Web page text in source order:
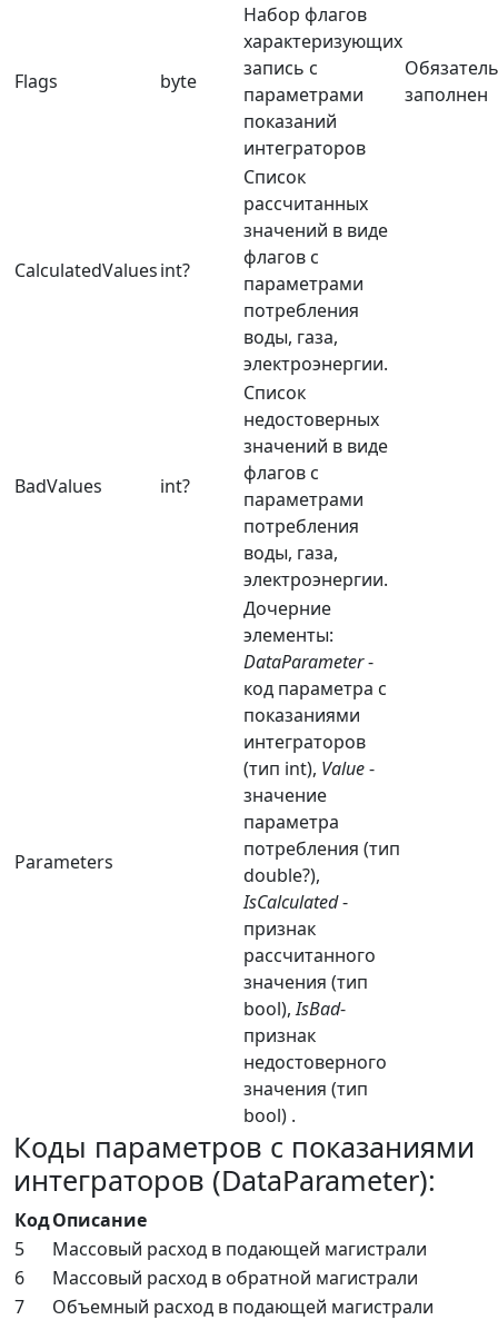
Flags byte
Набор флагов
характеризующих
запись с
параметрами
показаний
интеграторов
заполнен
CalculatedValuesint?
Список
рассчитанных
значений в виде
флагов с
параметрами
потребления
воды, газа,
электроэнергии.
BadValues int?
Список
недостоверных
значений в виде
флагов с
параметрами
потребления
воды, газа,
электроэнергии.
Parameters
Дочерние
элементы:
DataParameter-
код параметра с
показаниями
интеграторов
(тип int), Value-
значение
параметра
потребления (тип
double?),
IsCalculated-
признак
рассчитанного
значения (тип
bool),IsBad-
признак
недостоверного
значения (тип
bool) .
Коды параметров с показаниями
интеграторов (DataParameter):
КодОписание
5
Массовый расход в подающей магистрали
6
Массовый расход в обратной магистрали
7
Объемный расход в подающей магистрали